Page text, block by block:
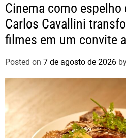
Cinema como
Carlos Cavallini
filmes em um convite
autoconhecimento
Posted on 7 de agosto de 2026